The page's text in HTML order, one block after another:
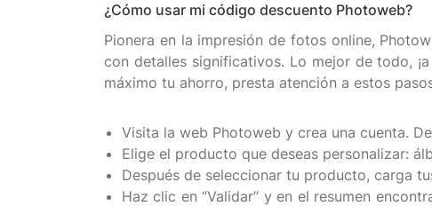
¿Cómo usar mi código descuento Photoweb?
Pionera en la impresión de fotos online,
con detalles significativos. Lo mejor de todo,
máximo tu ahorro, presta atención a estos
Visita la web Photoweb y crea una cuenta.
Elige el producto que deseas personalizar:
Después de seleccionar tu producto, carga
Haz clic en “Validar” y en el resumen